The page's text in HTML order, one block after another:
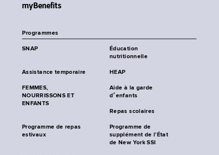
myBenefits
Programmes
SNAP
Éducation
nutritionnelle
Assistance temporaire HEAP
FEMMES,
NOURRISSONS ET
ENFANTS
Aide à la garde
d׳enfants
Repas scolaires
Programme de repas
estivaux
Programme de
supplément de l’État
de New York SSI